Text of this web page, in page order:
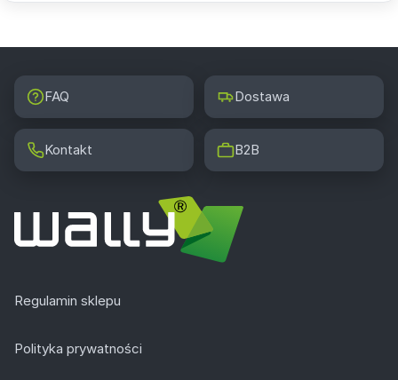
FAQ Dostawa
Kontakt B2B
Regulamin sklepu
Polityka prywatności